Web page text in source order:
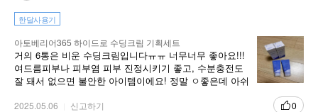
한달사용기
아토베리어365 하이드로 수딩크림 기획세트
거의 6통은 비운 수딩크림입니다ㅠㅠ 너무너무 좋아요!!!
여드름피부나 피부염 피부 진정시키기 좋고, 수분충전도
잘 돼서 없으면 불안한 아이템이에요! 정말 ㅇ좋은데 아쉬
2025.05.06 신고하기 0